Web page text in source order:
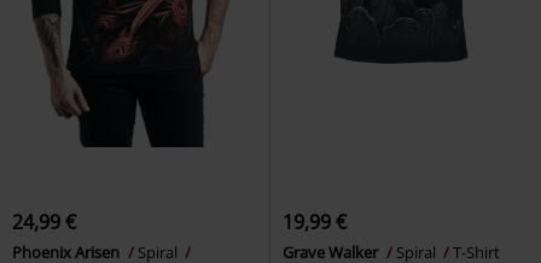
24,99 €
Phoenix Arisen
Spiral
19,99 €
Grave Walker Spiral T-Shirt